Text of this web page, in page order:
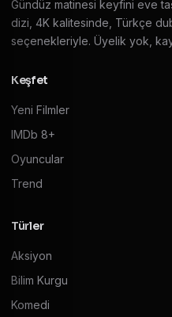
Gündüz matinesi keyfini eve
dizi, 4K kalitesinde, Türkçe
seçenekleriyle. Üyelik yok,
Keşfet
Yeni Filmler
IMDb 8+
Oyuncular
Trend
Türler
Aksiyon
Bilim Kurgu
Komedi